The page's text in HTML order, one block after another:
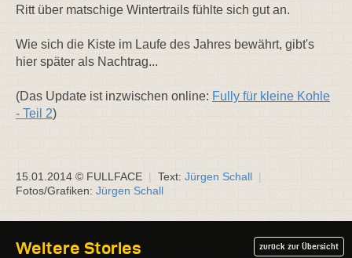
Ritt über matschige Wintertrails fühlte sich gut an.
Wie sich die Kiste im Laufe des Jahres bewährt, gibt's
hier später als Nachtrag...
(Das Update ist inzwischen online: Fully für kleine Kohle
- Teil 2)
15.01.2014 © FULLFACE | Text: Jürgen Schall |
Fotos/Grafiken: Jürgen Schall
Weitere Stories zurück zur Übersicht